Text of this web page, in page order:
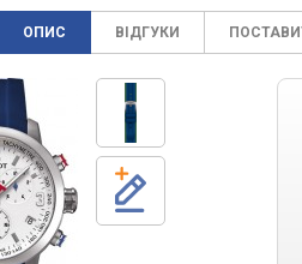
ОПИС ВІДГУКИ